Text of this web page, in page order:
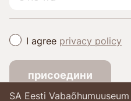
I agree privacy policy
присоедини
SA Eesti